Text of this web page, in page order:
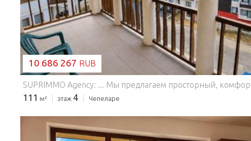
10 686 267 RUB
111 м² этаж 4 Чепеларе